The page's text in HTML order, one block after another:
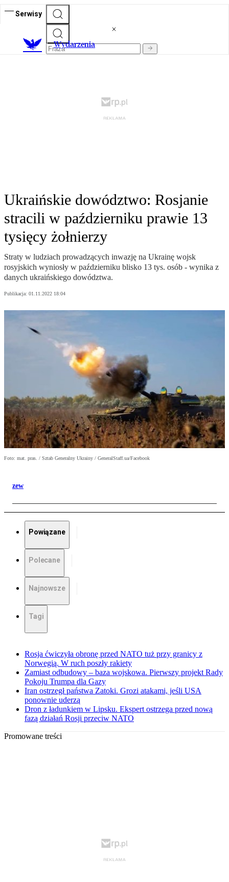
Serwisy
Wydarzenia
Ukraińskie dowództwo: Rosjanie
stracili w październiku prawie 13
tysięcy żołnierzy
Straty w ludziach prowadzących inwazję na Ukrainę wojsk
rosyjskich wyniosły w październiku blisko 13 tys. osób - wynika z
danych ukraińskiego dowództwa.
Publikacja: 01.11.2022 18:04
Foto: mat. pras. / Sztab Generalny Ukrainy / GeneralStaff.ua/Facebook
zew
Powiązane
Polecane
Najnowsze
Tagi
Rosja ćwiczyła obronę przed NATO tuż przy granicy z
Norwegią. W ruch poszły rakiety
Zamiast odbudowy – baza wojskowa. Pierwszy projekt Rady
Pokoju Trumpa dla Gazy
Iran ostrzegł państwa Zatoki. Grozi atakami, jeśli USA
ponownie uderzą
Dron z ładunkiem w Lipsku. Ekspert ostrzega przed nową
fazą działań Rosji przeciw NATO
Promowane treści